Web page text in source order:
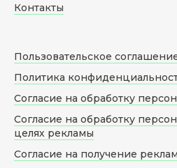
Контакты
Пользовательское
Политика
Согласие на обработку
Согласие на обработку
целях рекламы
Согласие на получение